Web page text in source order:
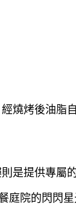
燒烤後油脂
是提供專屬
院的閃閃